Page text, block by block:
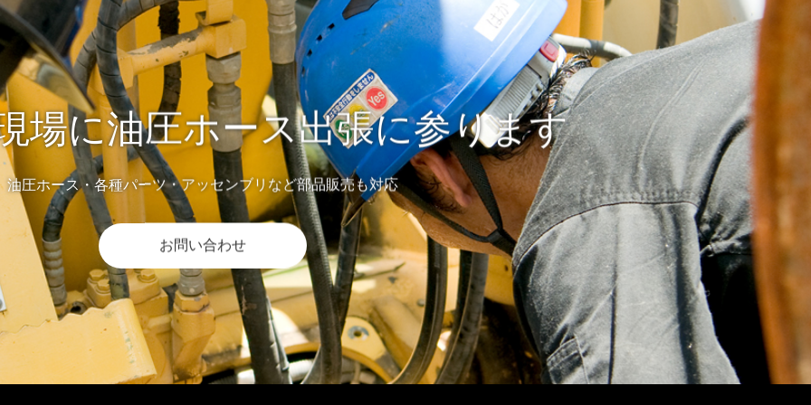
場に油圧ホース出張に参ります
油圧ホース・各種パーツ・アッセンブリなど部品販売も対応
お問い合わせ